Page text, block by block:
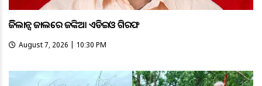
ଭିଜିଲାନ୍ସ ଜାଲରେ ଜଙ୍କିଆ ଏଡିଇଓ ଗିରଫ
August 7, 2026 | 10:30 PM